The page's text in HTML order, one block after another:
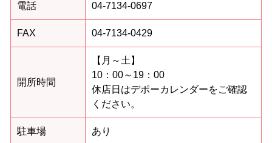
電話 04-7134-0697
FAX 04-7134-0429
開所時間
【月～土】
10：00～ 19：00
休店日はデポーカレンダーをご確認
ください。
駐車場 あり